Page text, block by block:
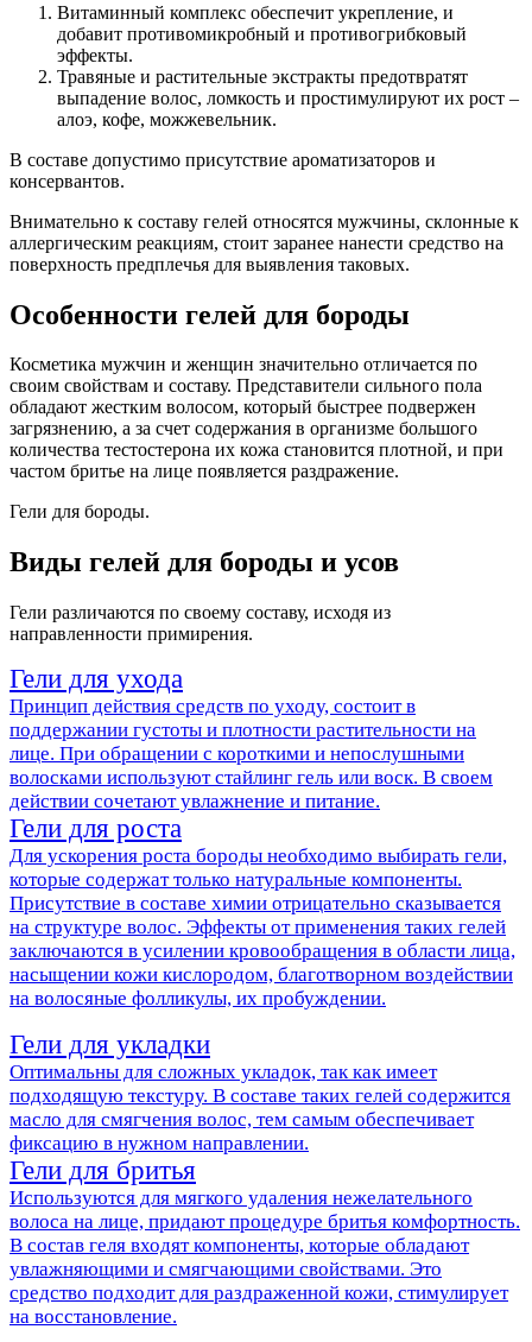
Витаминный комплекс обеспечит укрепление, и
добавит противомикробный и противогрибковый
эффекты.
Травяные и растительные экстракты предотвратят
выпадение волос, ломкость и простимулируют их рост –
алоэ, кофе, можжевельник.
В составе допустимо присутствие ароматизаторов и
консервантов.
Внимательно к составу гелей относятся мужчины, склонные к
аллергическим реакциям, стоит заранее нанести средство на
поверхность предплечья для выявления таковых.
Особенности гелей для бороды
Косметика мужчин и женщин значительно отличается по
своим свойствам и составу. Представители сильного пола
обладают жестким волосом, который быстрее подвержен
загрязнению, а за счет содержания в организме большого
количества тестостерона их кожа становится плотной, и при
частом бритье на лице появляется раздражение.
Гели для бороды.
Виды гелей для бороды и усов
Гели различаются по своему составу, исходя из
направленности примирения.
Гели для ухода
Принцип действия средств по уходу, состоит в
поддержании густоты и плотности растительности на
лице. При обращении с короткими и непослушными
волосками используют стайлинг гель или воск. В своем
действии сочетают увлажнение и питание.
Гели для роста
Для ускорения роста бороды необходимо выбирать гели,
которые содержат только натуральные компоненты.
Присутствие в составе химии отрицательно сказывается
на структуре волос. Эффекты от применения таких гелей
заключаются в усилении кровообращения в области лица,
насыщении кожи кислородом, благотворном воздействии
на волосяные фолликулы, их пробуждении.
Гели для укладки
Оптимальны для сложных укладок, так как имеет
подходящую текстуру. В составе таких гелей содержится
масло для смягчения волос, тем самым обеспечивает
фиксацию в нужном направлении.
Гели для бритья
Используются для мягкого удаления нежелательного
волоса на лице, придают процедуре бритья комфортность.
В состав геля входят компоненты, которые обладают
увлажняющими и смягчающими свойствами. Это
средство подходит для раздраженной кожи, стимулирует
на восстановление.